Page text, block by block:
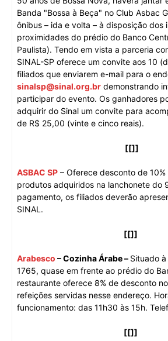
Banda "Bossa à Beça" no Club Asbac
ônibus – ida e volta – à disposição dos
proximidades do prédio do Banco
Paulista). Tendo em vista a parceria
SINAL-SP oferece um convite aos 10
filiados que enviarem e-mail para o
sinalsp@sinal.org.br demonstrando
participar do evento. Os ganhadores
adquirir do Sinal um convite para
de R$ 25,00 (vinte e cinco reais).
[[]]
ASBAC SP – Oferece desconto de
produtos adquiridos na lanchonete do
pagamento, os filiados deverão
SINAL.
[[]]
Arabesco – Cozinha Árabe – Situado
1765, quase em frente ao prédio do
restaurante oferece 8% de desconto
refeições servidas nesse endereço.
funcionamento: das 11h30 às 15h.
[[]]